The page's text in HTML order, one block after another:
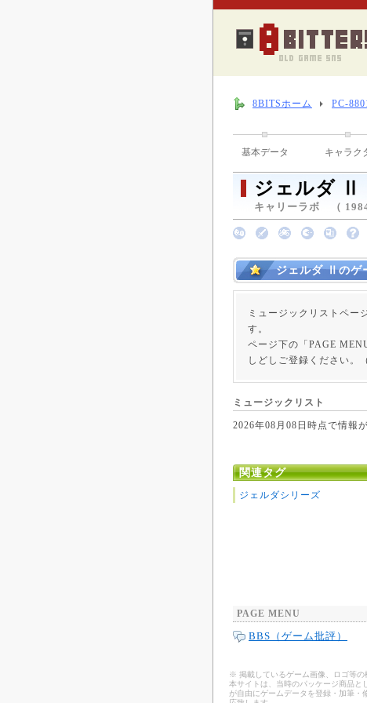
8BITSホーム PC-
基本データ キャラク
ジェルダ Ⅱ
キャリーラボ （ 1984
ジェルダ Ⅱのゲ
ミュージックリストペー
す。
ページ下の「PAGE
しどしご登録ください。
ミュージックリスト
2026年08月08日時点で情報
関連タグ
ジェルダシリーズ
PAGE MENU
BBS（ゲーム批評）
※ 掲載しているゲーム画像、ロゴ等の
本サイトは、当時のパッケージ商品と
が自由にゲームデータを登録・加筆